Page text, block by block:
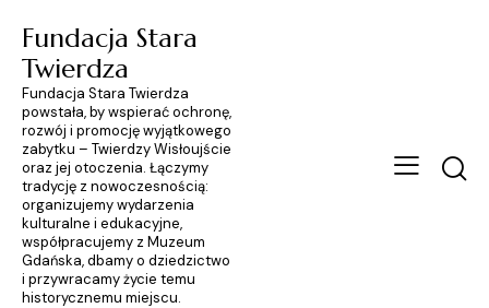
Fundacja Stara
Twierdza
Fundacja Stara Twierdza
powstała, by wspierać ochronę,
rozwój i promocję wyjątkowego
zabytku – Twierdzy Wisłoujście
oraz jej otoczenia. Łączymy
tradycję z nowoczesnością:
organizujemy wydarzenia
kulturalne i edukacyjne,
współpracujemy z Muzeum
Gdańska, dbamy o dziedzictwo
i przywracamy życie temu
historycznemu miejscu.